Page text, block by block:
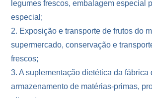
legumes frescos, embalagem especial
especial;
2. Exposição e transporte de frutos do
supermercado, conservação e
frescos;
3. A suplementação dietética da fábrica
armazenamento de matérias-primas,